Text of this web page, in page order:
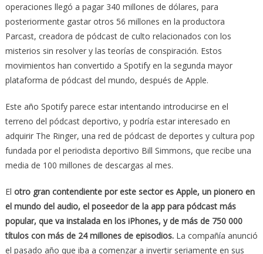
operaciones llegó a pagar 340 millones de dólares, para
posteriormente gastar otros 56 millones en la productora
Parcast, creadora de pódcast de culto relacionados con los
misterios sin resolver y las teorías de conspiración. Estos
movimientos han convertido a Spotify en la segunda mayor
plataforma de pódcast del mundo, después de Apple.
Este año Spotify parece estar intentando introducirse en el
terreno del pódcast deportivo, y podría estar interesado en
adquirir The Ringer, una red de pódcast de deportes y cultura pop
fundada por el periodista deportivo Bill Simmons, que recibe una
media de 100 millones de descargas al mes.
El otro gran contendiente por este sector es Apple, un pionero en
el mundo del audio, el poseedor de la app para pódcast más
popular, que va instalada en los iPhones, y de más de 750 000
títulos con más de 24 millones de episodios.La compañía anunció
el pasado año que iba a comenzar a invertir seriamente en sus